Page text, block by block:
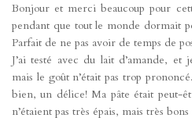
Bonjour et merci beaucoup pour
pendant que tout le monde dormait
Parfait de ne pas avoir de temps de
J’ai testé avec du lait d’amande, et
mais le goût n’était pas trop
bien, un délice! Ma pâte était peut-
n’étaient pas très épais, mais très